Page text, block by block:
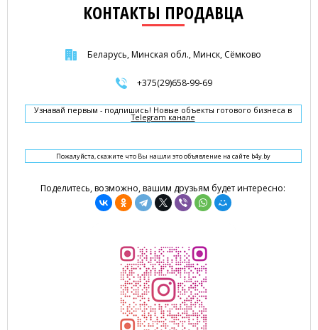
КОНТАКТЫ ПРОДАВЦА
Беларусь, Минская обл., Минск, Сёмково
+375(29)658-99-69
Узнавай первым - подпишись! Новые объекты готового бизнеса в
Telegram канале
Пожалуйста, скажите что Вы нашли это объявление на сайте b4y.by
Поделитесь, возможно, вашим друзьям будет интересно: